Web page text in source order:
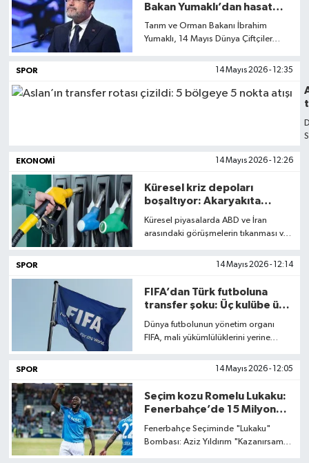
Bakan Yumaklı’dan hasat
dönemi öncesi rekor
müjdesi
Tarım ve Orman Bakanı İbrahim
Yumaklı, 14 Mayıs Dünya Çiftçiler
Danışma Kurulu Toplantısı'nda
bulundu.
SPOR 14 Mayıs 2026 - 12:35
EKONOMI 14 Mayıs 2026 - 12:26
Küresel kriz depoları
boşaltıyor: Akaryakıta
Küresel piyasalarda ABD ve İran
arasındaki görüşmelerin tıkanması ve
petrol fiyatlarını tetikledi. Brent
TL zam yapıldı. Yeni tarife, 14 Mayıs
2026 Perşembe günü itibarıyla
pompa fiyatlarına yansıdı.
SPOR 14 Mayıs 2026 - 12:14
FIFA’dan Türk futboluna
transfer şoku: Üç kulübe üç
Dünya futbolunun yönetim organı
FIFA, mali yükümlülüklerini yerine
yaptırımlarını güncelledi. Türkiye’den
finansal uyuşmazlıklar ve ödeme
takvimindeki aksamalar nedeniyle
ağır bir transfer ambargosuyla karşı
karşıya kaldı.
SPOR 14 Mayıs 2026 - 12:05
Seçim kozu Romelu Lukaku:
Fenerbahçe’de 15 Milyon
Fenerbahçe Seçiminde "Lukaku"
Bombası: Aziz Yıldırım "Kazanırsam